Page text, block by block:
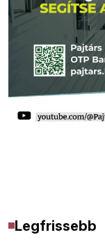
Legfrissebb